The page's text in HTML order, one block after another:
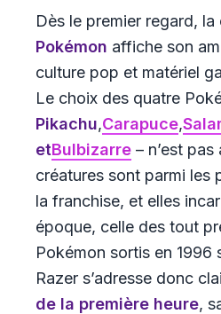
Dès le premier regard,
Pokémon affiche son
culture pop et matériel
Le choix des quatre
Pikachu,Carapuce,
etBulbizarre – n’est
créatures sont parmi les
la franchise, et elles
époque, celle des tout
Pokémon sortis en 1996
Razer s’adresse donc
de la première heure,